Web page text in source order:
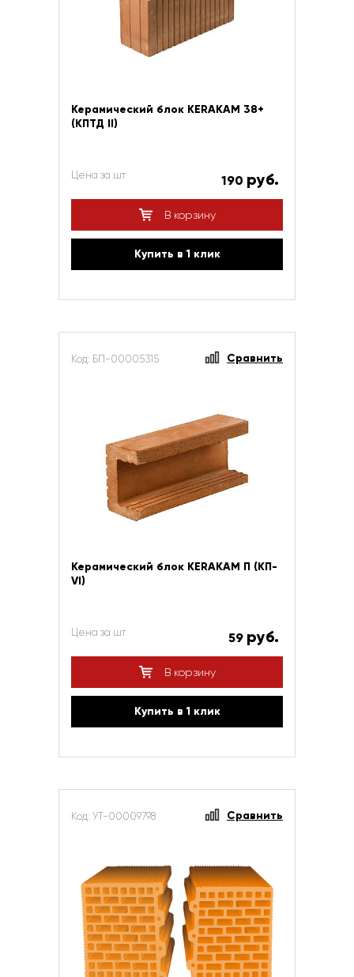
Керамический блок KERAKAM 38+
(КПТД II)
Цена за шт 190 руб.
В корзину
Купить в 1 клик
Код: БП-00005315 Сравнить
Керамический блок KERAKAM П (КП-
VI)
Цена за шт 59 руб.
В корзину
Купить в 1 клик
Код: УТ-00009798 Сравнить